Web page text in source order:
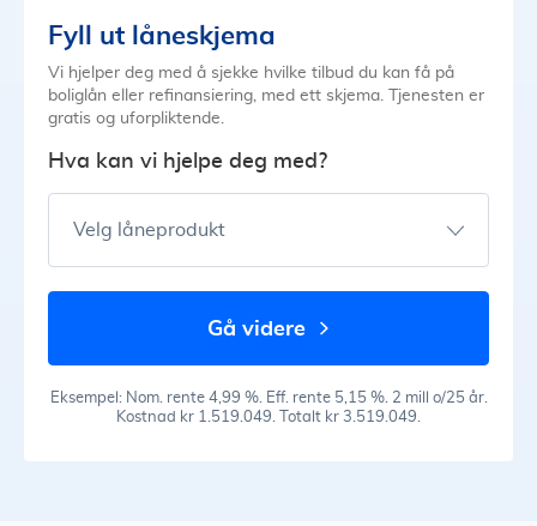
Fyll ut låneskjema
Vi hjelper deg med å sjekke hvilke tilbud du kan få på
boliglån eller refinansiering, med ett skjema. Tjenesten er
gratis og uforpliktende.
Hva kan vi hjelpe deg med?
Velg låneprodukt
gå videre
Eksempel: Nom. rente 4,99 %. Eff. rente 5,15 %. 2 mill o/25 år.
Kostnad kr 1.519.049. Totalt kr 3.519.049.